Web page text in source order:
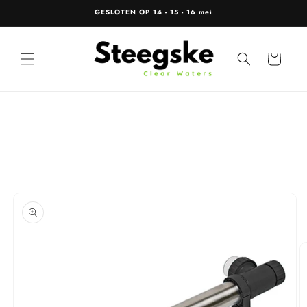
content
GESLOTEN OP 14 - 15 - 16 mei
Winkelwagen